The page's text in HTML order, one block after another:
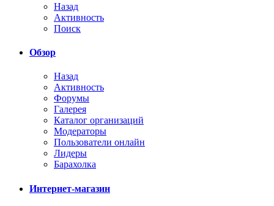
Назад
Активность
Поиск
Обзор
Назад
Активность
Форумы
Галерея
Каталог организаций
Модераторы
Пользователи онлайн
Лидеры
Барахолка
Интернет-магазин